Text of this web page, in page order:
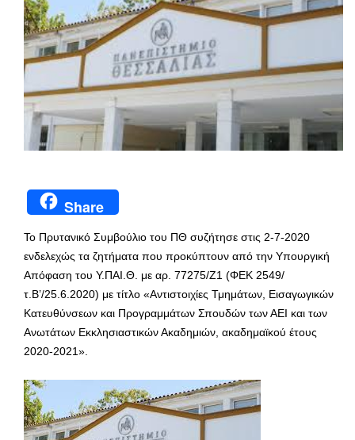
Share
Το Πρυτανικό Συμβούλιο του ΠΘ συζήτησε στις 2-7-2020
ενδελεχώς τα ζητήματα που προκύπτουν από την Υπουργική
Απόφαση του Υ.ΠΑΙ.Θ. με αρ. 77275/Ζ1 (ΦΕΚ 2549/
τ.Β’/25.6.2020) με τίτλο «Αντιστοιχίες Τμημάτων, Εισαγωγικών
Κατευθύνσεων και Προγραμμάτων Σπουδών των ΑΕΙ και των
Ανωτάτων Εκκλησιαστικών Ακαδημιών, ακαδημαϊκού έτους
2020-2021».